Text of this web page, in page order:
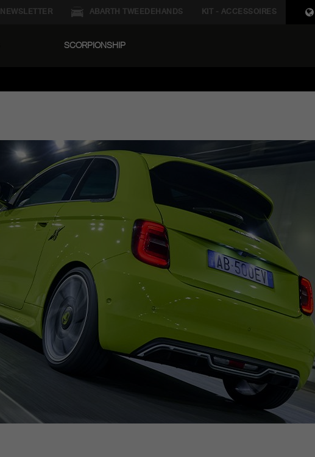
NEWSLETTER ABARTH TWEEDEHANDS KIT - ACCESSOIRES
SCORPIONSHIP